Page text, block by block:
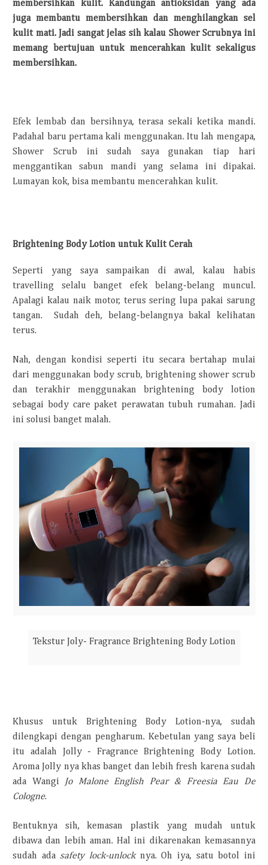
membersihkan kulit. Kandungan antioksidan yang ada
juga membantu membersihkan dan menghilangkan sel
kulit mati. Jadi sangat jelas sih kalau Shower Scrubnya ini
memang bertujuan untuk mencerahkan kulit sekaligus
membersihkan.
Efek lembab dan bersihnya, terasa sekali ketika mandi.
Padahal baru pertama kali menggunakan. Itu lah mengapa,
Shower Scrub ini sudah saya gunakan tiap hari
menggantikan sabun mandi yang selama ini dipakai.
Lumayan kok, bisa membantu mencerahkan kulit.
Brightening Body Lotion untuk Kulit Cerah
Seperti yang saya sampaikan di awal, kalau habis
travelling selalu banget efek belang-belang muncul.
Apalagi kalau naik motor, terus sering lupa pakai sarung
tangan. Sudah deh, belang-belangnya bakal kelihatan
terus.
Nah, dengan kondisi seperti itu secara bertahap mulai
dari menggunakan body scrub, brightening shower scrub
dan terakhir menggunakan brightening body lotion
sebagai body care paket perawatan tubuh rumahan. Jadi
ini solusi banget malah.
Tekstur Joly- Fragrance Brightening Body Lotion
Khusus untuk Brightening Body Lotion-nya, sudah
dilengkapi dengan pengharum. Kebetulan yang saya beli
itu adalah Jolly - Fragrance Brightening Body Lotion.
Aroma Jolly nya khas banget dan lebih fresh karena sudah
ada Wangi Jo Malone English Pear & Freesia Eau De
Cologne.
Bentuknya sih, kemasan plastik yang mudah untuk
dibawa dan lebih aman. Hal ini dikarenakan kemasannya
sudah ada safety lock-unlocknya. Oh iya, satu botol ini